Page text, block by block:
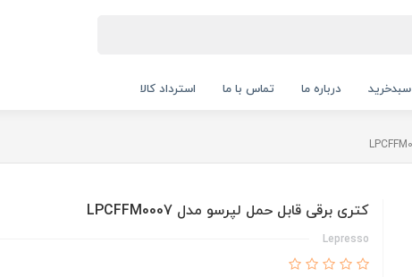
سبدخرید درباره ما تماس با ما استرداد کالا
کتری برقی قابل حمل لپرسو مدل LPCFFM0007
Lepresso